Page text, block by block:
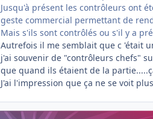
Jusqu'à présent les contrôleurs ont
geste commercial permettant de
Mais s'ils sont contrôlés ou s'il y a
Autrefois il me semblait que c 'était
j'ai souvenir de "contrôleurs chefs"
que quand ils étaient de la
J'ai l'impression que ça ne se voit